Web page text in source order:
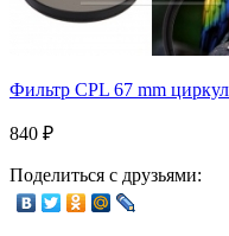
Фильтр CPL 67 mm
840 ₽
Поделиться с друзьями: